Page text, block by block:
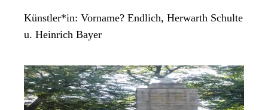
Künstler*in: Vorname? Endlich, Herwarth Schulte
u. Heinrich Bayer